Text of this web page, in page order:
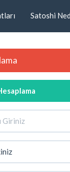
Satoshi